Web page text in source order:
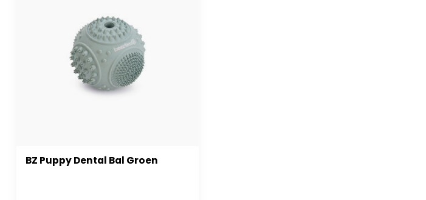
BZ Puppy Dental Bal Groen